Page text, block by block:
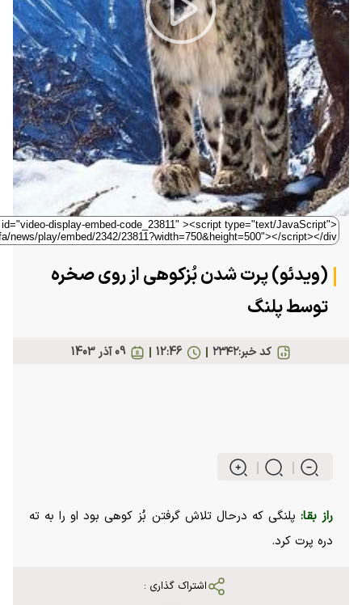
Play
Video
(ویدئو) پرت شدن بُزکوهی از روی صخره
توسط پلنگ
کد خبر:۲۳۴۲ 09 آذر 1403 12:46
راز بقا: پلنگی که درحال تلاش گرفتن بُز کوهی بود او را به ته
دره پرت کرد.
اشتراک گذاری :